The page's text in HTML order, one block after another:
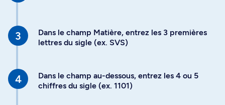
Dans le champ Matière, entrez les 3 premières
lettres du sigle (ex. SVS)
Dans le champ au-dessous, entrez les 4 ou 5
chiffres du sigle (ex. 1101)